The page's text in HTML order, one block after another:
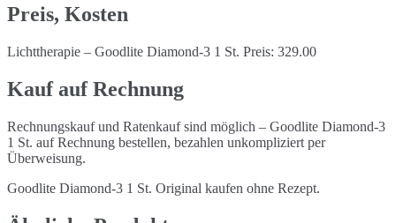
Preis, Kosten
Lichttherapie – Goodlite Diamond-3 1 St. Preis: 329.00
Kauf auf Rechnung
Rechnungskauf und Ratenkauf sind möglich – Goodlite Diamond-3
1 St. auf Rechnung bestellen, bezahlen unkompliziert per
Überweisung.
Goodlite Diamond-3 1 St. Original kaufen ohne Rezept.